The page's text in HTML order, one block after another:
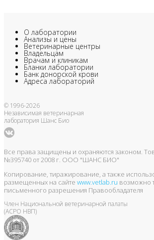
О лаборатории
Анализы и цены
Ветеринарные центры
Владельцам
Врачам и клиникам
Бланки лаборатории
Банк донорской крови
Адреса лабораторий
© 1996-2026
Независимая ветеринарная
лаборатория Шанс Био
Все права защищены и охраняются законом.
№395740 от 2008 г. ООО "ШАНС БИО"
Копирование, тиражирование, а также
размещенных на сайте www.vetlab.ru возможно
письменного разрешения Правообладателя
Член Национальной ветеринарной палаты
(АСРО НВП)